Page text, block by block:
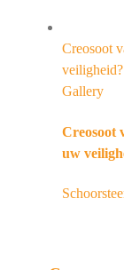
Creosoot
veiligheid?
Gallery
Creosoot
uw